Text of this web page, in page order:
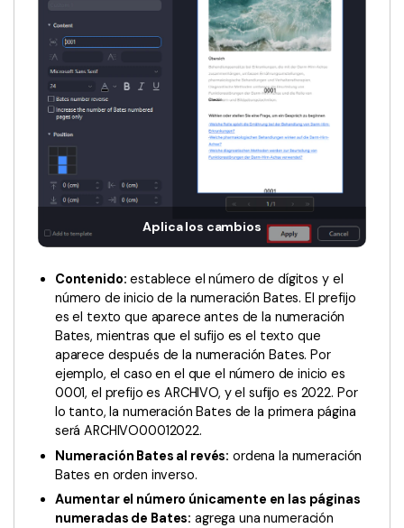
Descarga las herramientas de PDF.
Actualización
Actualizar a PDFelement V12.
Aplica los cambios
Contenido: establece el número de dígitos y el
número de inicio de la numeración Bates. El prefijo
es el texto que aparece antes de la numeración
Bates, mientras que el sufijo es el texto que
aparece después de la numeración Bates. Por
ejemplo, el caso en el que el número de inicio es
0001, el prefijo es ARCHIVO, y el sufijo es 2022. Por
lo tanto, la numeración Bates de la primera página
será ARCHIVO00012022.
Numeración Bates al revés: ordena la numeración
Bates en orden inverso.
Aumentar el número únicamente en las páginas
numeradas de Bates: agrega una numeración